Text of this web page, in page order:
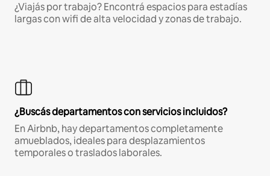
¿Viajás por trabajo? Encontrá espacios para estadías
largas con wifi de alta velocidad y zonas de trabajo.
¿Buscás departamentos con servicios incluidos?
En Airbnb, hay departamentos completamente
amueblados, ideales para desplazamientos
temporales o traslados laborales.